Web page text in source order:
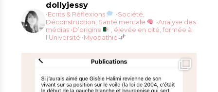
dollyjessy
•Ecrits & Réflexions
•Société,
Déconstruction, Santé mentale
•Analyse des
médias •D’origine
, élevée en cité, formée à
l’Université •Myopathie